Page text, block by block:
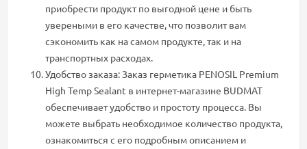
приобрести продукт по выгодной цене и быть
увереными в его качестве, что позволит вам
сэкономить как на самом продукте, так и на
транспортных расходах.
Удобство заказа: Заказ герметика PENOSIL Premium
High Temp Sealant в интернет-магазине BUDMAT
обеспечивает удобство и простоту процесса. Вы
можете выбрать необходимое количество продукта,
ознакомиться с его подробным описанием и